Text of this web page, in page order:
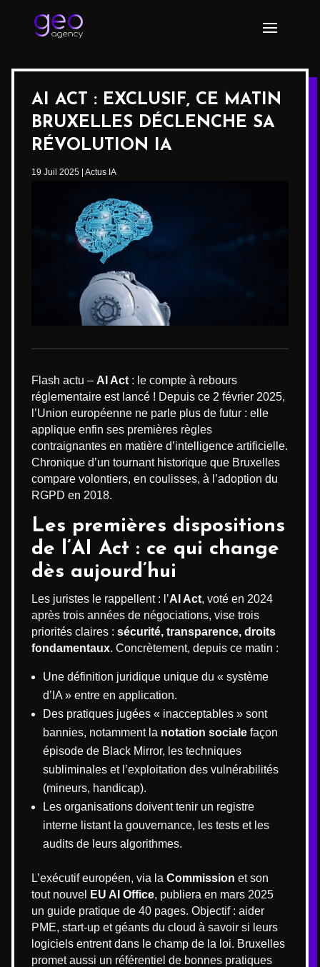
AI ACT : EXCLUSIF, CE MATIN
BRUXELLES DÉCLENCHE SA
RÉVOLUTION IA
19 Juil 2025 Actus IA
Flash actu – AI Act : le compte à rebours
réglementaire est lancé ! Depuis ce 2 février 2025,
l’Union européenne ne parle plus de futur : elle
applique enfin ses premières règles
contraignantes en matière d’intelligence artificielle.
Chronique d’un tournant historique que Bruxelles
compare volontiers, en coulisses, à l’adoption du
RGPD en 2018.
Les premières dispositions
de l’AI Act : ce qui change
dès aujourd’hui
Les juristes le rappellent : l’AI Act, voté en 2024
après trois années de négociations, vise trois
priorités claires : sécurité, transparence, droits
fondamentaux. Concrètement, depuis ce matin :
Une définition juridique unique du « système
d’IA » entre en application.
Des pratiques jugées « inacceptables » sont
bannies, notamment la notation sociale façon
épisode de Black Mirror, les techniques
subliminales et l’exploitation des vulnérabilités
(mineurs, handicap).
Les organisations doivent tenir un registre
interne listant la gouvernance, les tests et les
audits de leurs algorithmes.
L’exécutif européen, via la Commission et son
tout nouvel
EU AI Office, publiera en mars 2025
un guide pratique de 40 pages. Objectif : aider
PME, start-up et géants du cloud à savoir si leurs
logiciels entrent dans le champ de la loi. Bruxelles
promet aussi un référentiel de bonnes pratiques